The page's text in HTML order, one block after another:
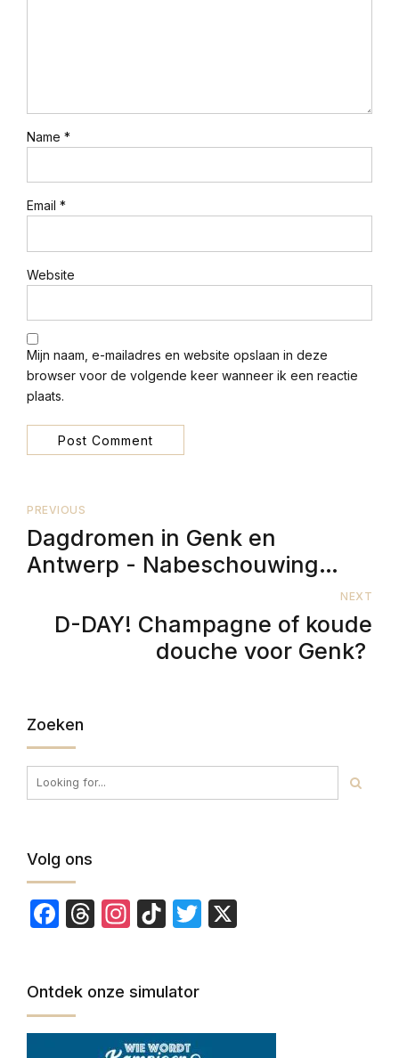
Name *
Email *
Website
Mijn naam, e-mailadres en website opslaan in deze
browser voor de volgende keer wanneer ik een reactie
plaats.
Post Comment
PREVIOUS
Dagdromen in Genk en
Antwerp - Nabeschouwing
NEXT
D-DAY! Champagne of koude
douche voor Genk?
Zoeken
Volg ons
Facebook
Threads
Instagram
TikTokTwitter
Ontdek onze simulator